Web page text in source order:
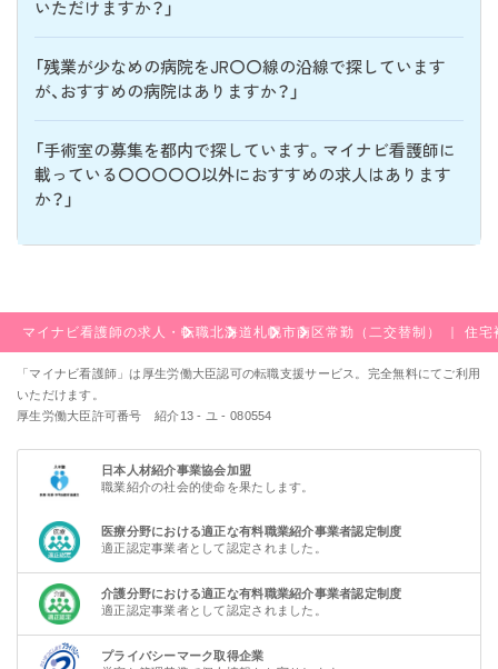
いただけますか？」
「残業が少なめの病院をJR〇〇線の沿線で探しています
が、おすすめの病院はありますか？」
「手術室の募集を都内で探しています。マイナビ看護師に
載っている〇〇〇〇〇以外におすすめの求人はあります
か？」
マイナビ看護師の求人・転職北海道札幌市南区常勤（二交替制） ｜ 住
「マイナビ看護師」は厚生労働大臣認可の転職支援サービス。完全無料にてご利用
いただけます。
厚生労働大臣許可番号 紹介13 - ユ - 080554
日本人材紹介事業協会加盟
職業紹介の社会的使命を果たします。
医療分野における適正な有料職業紹介事業者認定制度
適正認定事業者として認定されました。
介護分野における適正な有料職業紹介事業者認定制度
適正認定事業者として認定されました。
プライバシーマーク取得企業